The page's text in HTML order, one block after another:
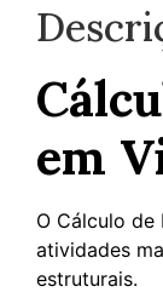
em
O Cálculo de
atividades
estruturais.